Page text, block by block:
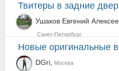
Твитеры в задние
Ушаков Евгений
Санкт-Петербург
новые оригинальные
DGri, Москва